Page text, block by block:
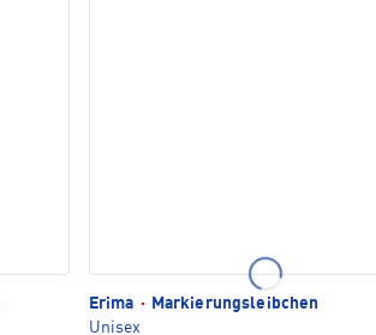
Erima ·
Markierungsleibchen
Unisex